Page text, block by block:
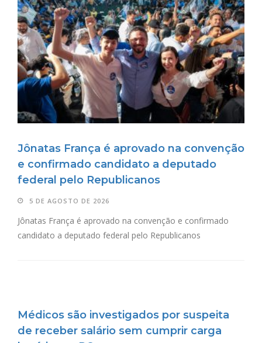
Jônatas França é aprovado na convenção
e confirmado candidato a deputado
federal pelo Republicanos
5 DE AGOSTO DE 2026
Jônatas França é aprovado na convenção e confirmado
candidato a deputado federal pelo Republicanos
Médicos são investigados por suspeita
de receber salário sem cumprir carga